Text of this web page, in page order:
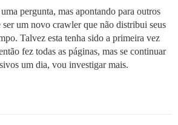
pergunta, mas apontando para outros
ser um novo crawler que não distribui seus
Talvez esta tenha sido a primeira vez
fez todas as páginas, mas se continuar
um dia, vou investigar mais.